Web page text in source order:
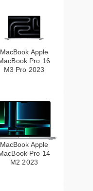
MacBook Apple
Pro 16
M3 Pro 2023
MacBook Apple
Pro 14
M2 2023